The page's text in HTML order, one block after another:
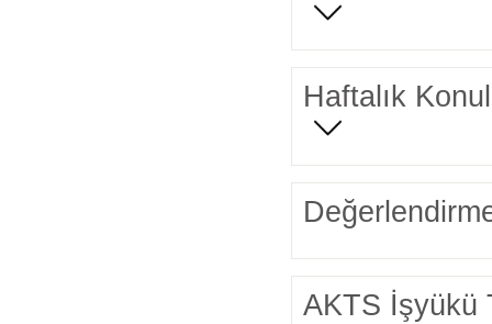
Haftalık
AKTS İşyükü